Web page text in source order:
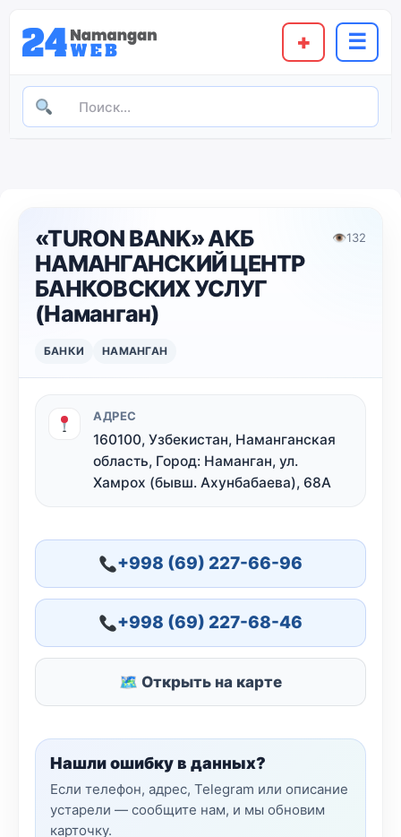
+ ☰
«TURON BANK» АКБ
НАМАНГАНСКИЙ ЦЕНТР
БАНКОВСКИХ УСЛУГ
(Наманган)
👁132
БАНКИ НАМАНГАН
АДРЕС
160100, Узбекистан, Наманганская
область, Город: Наманган, ул.
Хамрох (бывш. Ахунбабаева), 68А
+998 (69) 227-66-96
+998 (69) 227-68-46
🗺 Открыть на карте
Нашли ошибку в данных?
Если телефон, адрес, Telegram или описание
устарели — сообщите нам, и мы обновим
карточку.